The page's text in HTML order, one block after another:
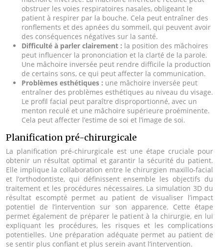
obstruer les voies respiratoires nasales, obligeant le
patient à respirer par la bouche. Cela peut entraîner des
ronflements et des apnées du sommeil, qui peuvent avoir
des conséquences négatives sur la santé.
Difficulté à parler clairement : la position des mâchoires
peut influencer la prononciation et la clarté de la parole.
Une mâchoire inversée peut rendre difficile la production
de certains sons, ce qui peut affecter la communication.
Problèmes esthétiques : une mâchoire inversée peut
entraîner des problèmes esthétiques au niveau du visage.
Le profil facial peut paraître disproportionné, avec un
menton reculé et une mâchoire supérieure proéminente.
Cela peut affecter l’estime de soi et l’image de soi.
Planification pré-chirurgicale
La planification pré-chirurgicale est une étape cruciale pour
obtenir un résultat optimal et garantir la sécurité du patient.
Elle implique la collaboration entre le chirurgien maxillo-facial
et l’orthodontiste, qui définissent ensemble les objectifs du
traitement et les procédures nécessaires. La simulation 3D du
résultat escompté permet au patient de visualiser l’impact
potentiel de l’intervention sur son apparence. Cette étape
permet également de préparer le patient à la chirurgie, en lui
expliquant les procédures, les risques et les complications
potentielles. Une préparation adéquate permet au patient de
se sentir plus confiant et plus serein avant l’intervention.